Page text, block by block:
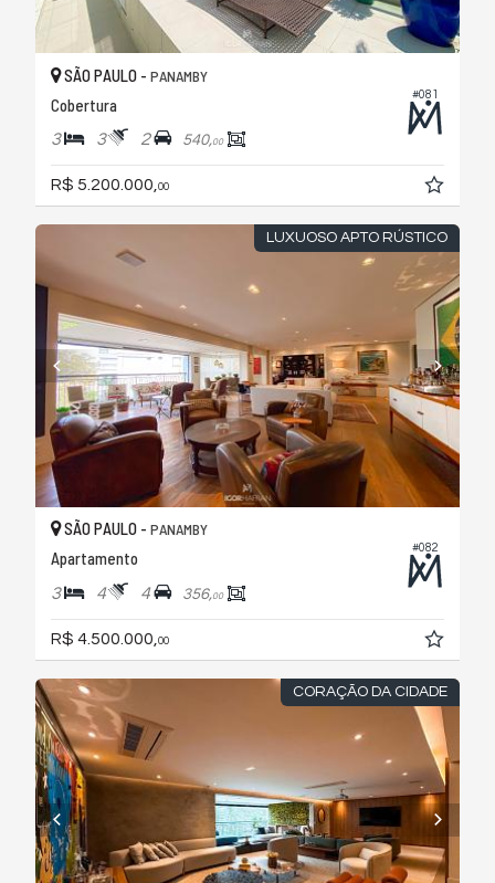
#081
SÃO PAULO - PANAMBY
Cobertura
3 3 2 540,00
R$ 5.200.000, 00
LUXUOSO APTO RÚSTICO
#082
SÃO PAULO - PANAMBY
Apartamento
3 4 4 356,00
R$ 4.500.000, 00
CORAÇÃO DA CIDADE